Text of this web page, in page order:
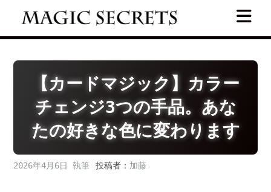
【カードマジック】カラー
チェンジ3つの手品。あな
たの好きな色に変わります
2026年4月6日 投稿者： 加藤